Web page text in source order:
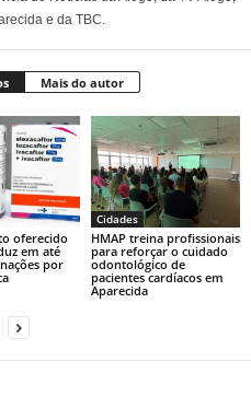
e da TBC.
Mais do autor
oferecido
em até
por
Cidades
HMAP treina profissionais
para reforçar o cuidado
odontológico de
pacientes cardíacos em
Aparecida